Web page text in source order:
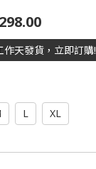
作天發貨，立即訂購!
L XL